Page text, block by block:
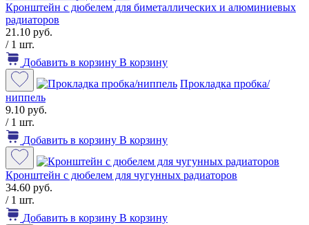
Кронштейн с дюбелем для биметаллических и алюминиевых
радиаторов
21.10 руб.
/ 1 шт.
Добавить в корзину В корзину
Прокладка пробка/
ниппель
9.10 руб.
/ 1 шт.
Добавить в корзину В корзину
Кронштейн с дюбелем для чугунных радиаторов
34.60 руб.
/ 1 шт.
Добавить в корзину В корзину